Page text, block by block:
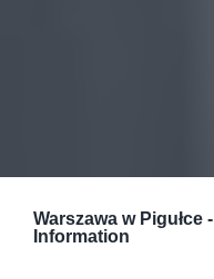
Warszawa w Pigułce -
Information